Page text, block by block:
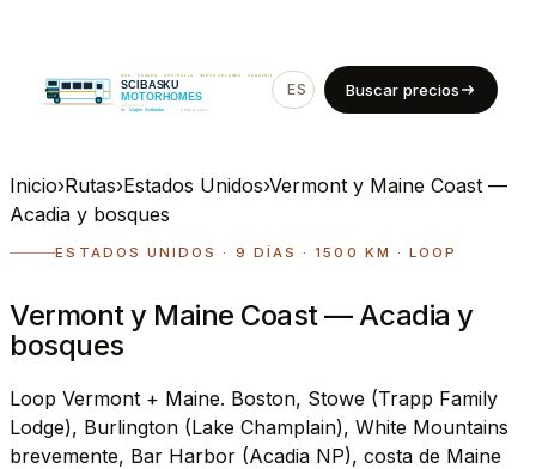
ES EN
Buscar precios
Inicio›Rutas›Estados Unidos›Vermont y Maine Coast —
Acadia y bosques
ESTADOS UNIDOS · 9 DÍAS · 1500 KM · LOOP
Vermont y Maine Coast — Acadia y
bosques
Loop Vermont + Maine. Boston, Stowe (Trapp Family
Lodge), Burlington (Lake Champlain), White Mountains
brevemente, Bar Harbor (Acadia NP), costa de Maine